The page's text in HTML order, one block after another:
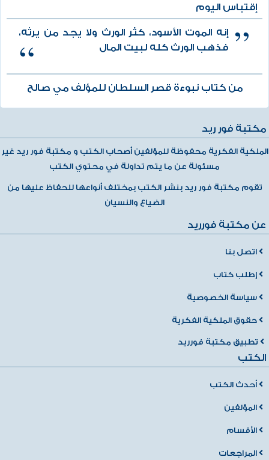
إقتباس اليوم
إنه الموت الأسود، كثُر الورث ولا يجد من يرثه،
فذهب الورث كله لبيت المال
من كتاب نبوءة قصر السلطان للمؤلف مي صالح
مكتبة فور ريد
الملكية الفكرية محفوظة للمؤلفين أصحاب الكتب و مكتبة فور ريد غير
مسئولة عن ما يتم تداولة في محتوي الكتب
تقوم مكتبة فور ريد بنشر الكتب بمختلف أنواعها للحفاظ عليها من
الضياع والنسيان
عن مكتبة فورريد
اتصل بنا
إطلب كتاب
سياسة الخصوصية
حقوق الملكية الفكرية
تطبيق مكتبة فورريد
الكتب
أحدث الكتب
المؤلفين
الأقسام
المراجعات